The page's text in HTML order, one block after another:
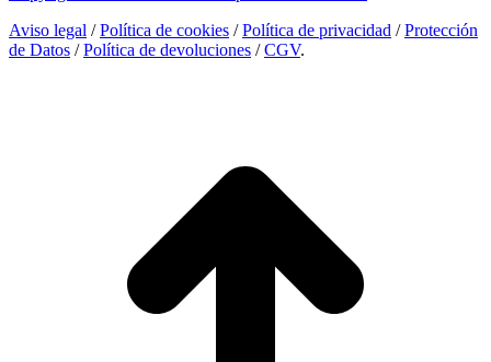
Aviso legal /Política de cookies /Política de privacidad /Protección
de Datos /Política de devoluciones /CGV.